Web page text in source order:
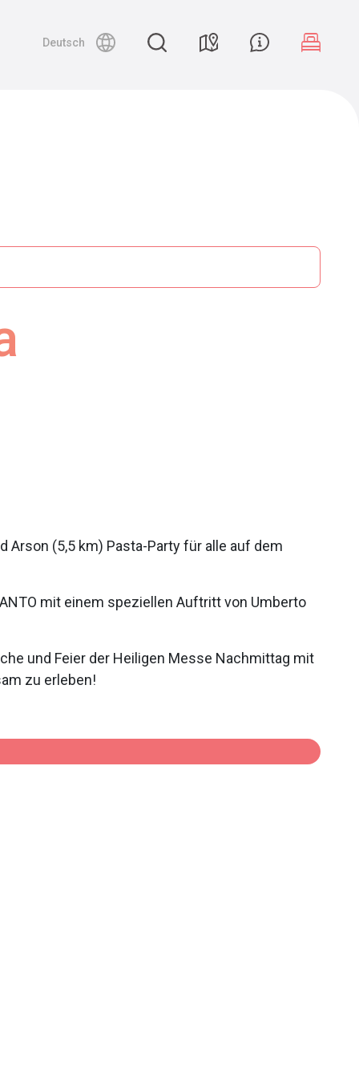
Deutsch
Arson (5,5 km) Pasta-Party für alle auf dem
mit einem speziellen Auftritt von Umberto
und Feier der Heiligen Messe Nachmittag mit
zu erleben!